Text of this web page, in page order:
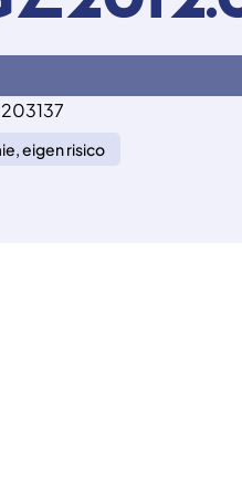
eigen risico